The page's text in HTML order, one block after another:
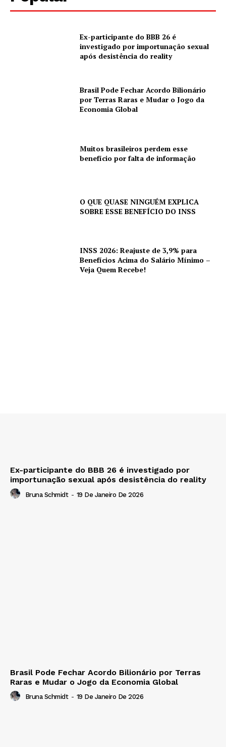
Ex-participante do BBB 26 é
investigado por importunação sexual
após desistência do reality
Brasil Pode Fechar Acordo Bilionário
por Terras Raras e Mudar o Jogo da
Economia Global
Muitos brasileiros perdem esse
benefício por falta de informação
O QUE QUASE NINGUÉM EXPLICA
SOBRE ESSE BENEFÍCIO DO INSS
INSS 2026: Reajuste de 3,9% para
Benefícios Acima do Salário Mínimo –
Veja Quem Recebe!
Ex-participante do BBB 26 é investigado por
importunação sexual após desistência do reality
Bruna Schmidt - 19 De Janeiro De 2026
Brasil Pode Fechar Acordo Bilionário por Terras
Raras e Mudar o Jogo da Economia Global
Bruna Schmidt - 19 De Janeiro De 2026